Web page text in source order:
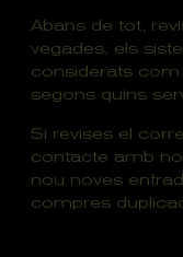
Abans de tot,
vegades, els
considerats com
segons quins
Si revises el
contacte amb
nou noves
compres